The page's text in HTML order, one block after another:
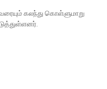
கலந்து கொள்ளுமாறு